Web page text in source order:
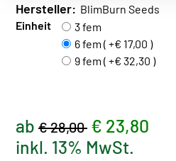
Hersteller: BlimBurn Seeds
Einheit
3 fem
6 fem ( +€ 17,00 )
9 fem ( +€ 32,30 )
ab € 28,00 € 23,80
inkl. 13% MwSt.